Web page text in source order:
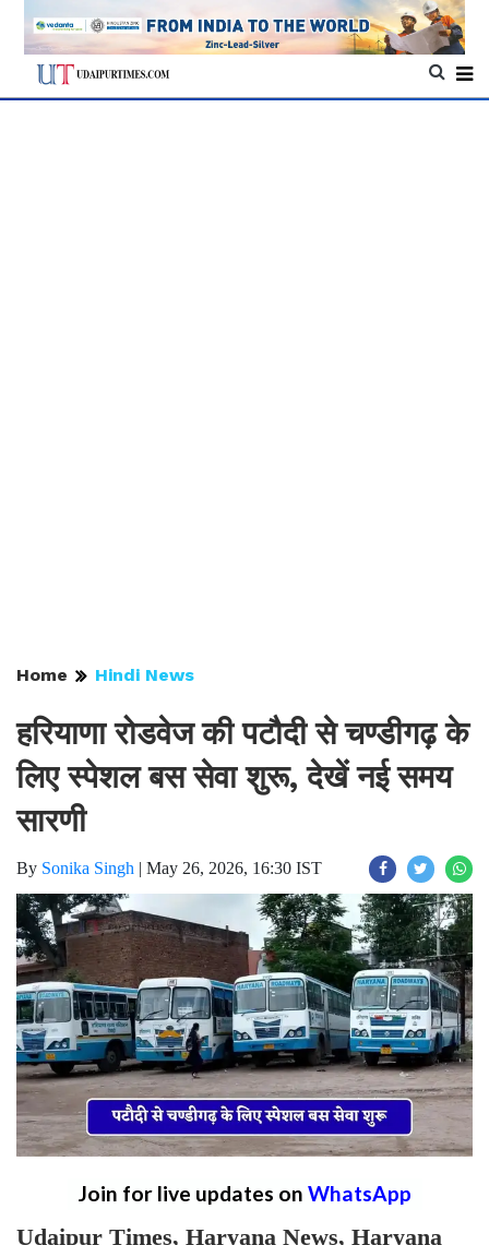
Home Hindi News
हरियाणा रोडवेज की पटौदी से चण्डीगढ़ के
लिए स्पेशल बस सेवा शुरू, देखें नई समय
सारणी
By Sonika Singh | May 26, 2026, 16:30 IST
Join for live updates on WhatsApp
Udaipur Times, Haryana News, Haryana